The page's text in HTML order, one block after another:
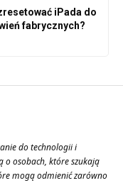
iPada do
fabrycznych?
do technologii i
o osobach, które szukają
mogą odmienić zarówno